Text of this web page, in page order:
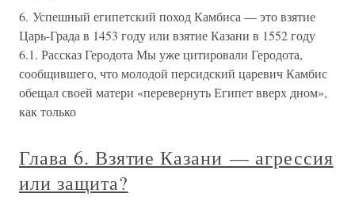
6. Успешный египетский поход Камбиса — это взятие
Царь-Града в 1453 году или взятие Казани в 1552 году
6.1. Рассказ Геродота Мы уже цитировали Геродота,
сообщившего, что молодой персидский царевич Камбис
обещал своей матери «перевернуть Египет вверх дном»,
как только
Глава 6. Взятие Казани — агрессия
или защита?